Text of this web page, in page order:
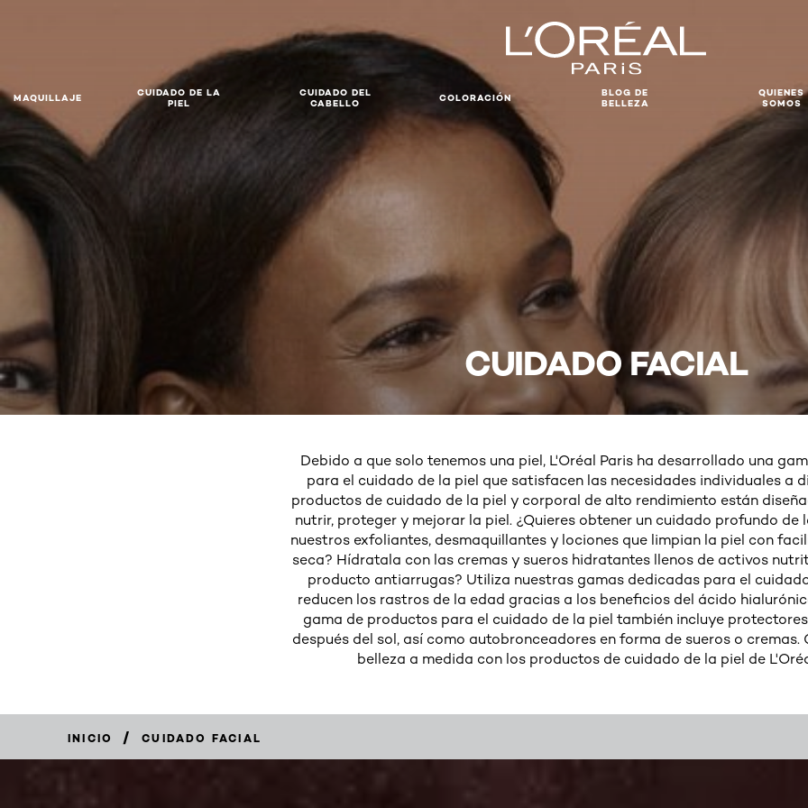
MAQUILLAJE
CUIDADO DE LA
PIEL
CUIDADO DEL
CABELLO
COLORACIÓN
BLOG DE
BELLEZA
QUIENES
SOMOS
CUIDADO FACIAL
Debido a que solo tenemos una piel, L'Oréal Paris ha desarrollado una
para el cuidado de la piel que satisfacen las necesidades individuales a
productos de cuidado de la piel y corporal de alto rendimiento están
nutrir, proteger y mejorar la piel. ¿Quieres obtener un cuidado profundo de
nuestros exfoliantes, desmaquillantes y lociones que limpian la piel con
seca? Hídratala con las cremas y sueros hidratantes llenos de activos
producto antiarrugas? Utiliza nuestras gamas dedicadas para el
reducen los rastros de la edad gracias a los beneficios del ácido
gama de productos para el cuidado de la piel también incluye
después del sol, así como autobronceadores en forma de sueros o cremas.
belleza a medida con los productos de cuidado de la piel de
INICIO / CUIDADO FACIAL